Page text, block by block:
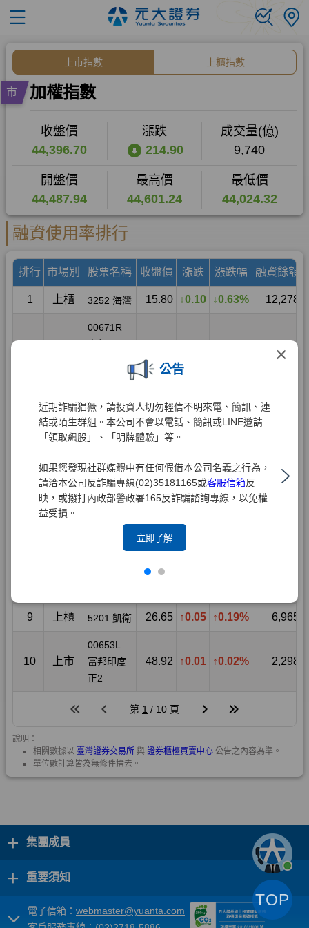
×
公告
近期詐騙猖獗，請投資人切勿輕信不明來電、簡訊、連
結或陌生群組。本公司不會以電話、簡訊或LINE邀請
「領取飆股」、「明牌體驗」等。
如果您發現社群媒體中有任何假借本公司名義之行為，
請洽本公司反詐騙專線(02)35181165或客服信箱反
映，或撥打內政部警政署165反詐騙諮詢專線，以免權
益受損。
立即了解
+ 集團成員
+ 重要須知
電子信箱： webmaster@yuanta.com
TOP